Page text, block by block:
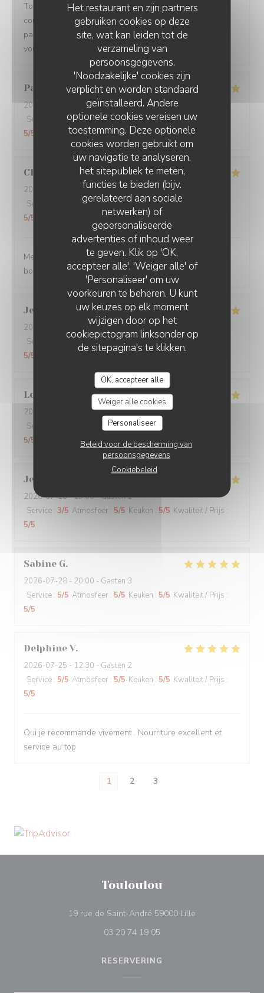
Het restaurant en zijn partners
gebruiken cookies op deze
site, wat kan leiden tot de
verzameling van
persoonsgegevens.
'Noodzakelijke' cookies zijn
verplicht en worden standaard
geïnstalleerd. Andere
optionele cookies vereisen uw
toestemming. Deze optionele
cookies worden gebruikt om
uw navigatie te analyseren,
het sitepubliek te meten,
functies te bieden (bijv.
gerelateerd aan sociale
netwerken) of
gepersonaliseerde
advertenties of inhoud weer
te geven. Klik op 'OK,
accepteer alle', 'Weiger alle' of
'Personaliseer' om uw
voorkeuren te beheren. U kunt
uw keuzes op elk moment
wijzigen door op het
cookiepictogram linksonder op
de sitepagina's te klikken.
OK, accepteer alle
Weiger alle cookies
Personaliseer
Beleid voor de bescherming van
persoonsgegevens
Cookiebeleid
Toujours un plaisir de venir dans ce restaurant qui
commence toujours par un accueil chaleureux. Tout est
parfait si service à la cuisine. Ne changez rien Merci à
vous
Pascal
2026-07-31
- 20:45 - Gasten 2
Service
/5 Atmosfeer :5/5 Keuken: 5/5 Kwaliteit / Prijs
5/5
Claire
2026-07-30
- 20:30 - Gasten 4
Service
Atmosfeer:5/5 Keuken:5/5 Kwaliteit / Prijs
5/5
Merci pour tout ! La soirée était super avec une très
bonne cuisine et un personnel au top !
Jean Jacques L
2026-07-30
- 19:00 - Gasten 1
Service
Atmosfeer 5/5 Keuken 5/5 Kwaliteit / Prijs
5/5
Loïc
2026-07-29
- 19:00 - Gasten 6
Service
Atmosfeer :5/5 Keuken: 5
5/5
Jean Jacques
2026-07-16- 19:00 - Gasten 1
Service : 3/5 Atmosfeer : 5/5 Keuken : 5/5 Kwaliteit / Prijs :
5/5
Sabine G
2026-07-28 - 20:00 - Gasten 3
Service : 5/5 Atmosfeer : 5/5 Keuken : 5/5 Kwaliteit / Prijs :
5/5
Delphine V
2026-07-25 - 12:30 - Gasten 2
Service : 5/5 Atmosfeer : 5/5 Keuken : 5/5 Kwaliteit / Prijs :
5/5
Oui je recommande vivement . Nourriture excellent et
service au top
1 2 3
Touloulou
19 rue de Saint-André 59000 Lille
03 20 74 19 05
RESERVERING